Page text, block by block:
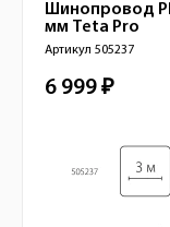
Краткое
Шинопровод
мм Teta Pro
Артикул 505237
Стоимость
6 999 ₽